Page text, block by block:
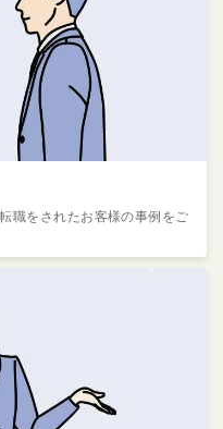
職をされたお客様の事例をご